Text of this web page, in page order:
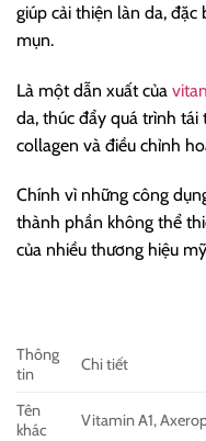
giúp cải thiện làn da,
mụn.
Là một dẫn xuất của
da, thúc đẩy quá trình tái
collagen và điều chỉnh
Chính vì những công
thành phần không thể
của nhiều thương hiệu
Thông
tin
Chi tiết
Tên
khác
Vitamin A1,